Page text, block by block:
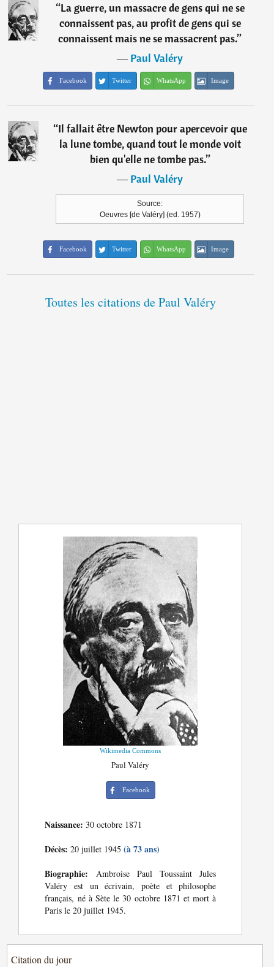
“La guerre, un massacre de gens qui ne se
connaissent pas, au profit de gens qui se
connaissent mais ne se massacrent pas.”
―Paul Valéry
Facebook Twitter WhatsApp Image
“Il fallait être Newton pour apercevoir que
la lune tombe, quand tout le monde voit
bien qu'elle ne tombe pas.”
―Paul Valéry
Source:
Oeuvres [de Valéry] (ed. 1957)
Facebook Twitter WhatsApp Image
Toutes les citations de Paul Valéry
Wikimedia Commons
Paul Valéry
Facebook
Naissance: 30 octobre 1871
Décès: 20 juillet 1945(à 73 ans)
Biographie: Ambroise Paul Toussaint Jules
Valéry est un écrivain, poète et philosophe
français, né à Sète le 30 octobre 1871 et mort à
Paris le 20 juillet 1945.
Citation du jour